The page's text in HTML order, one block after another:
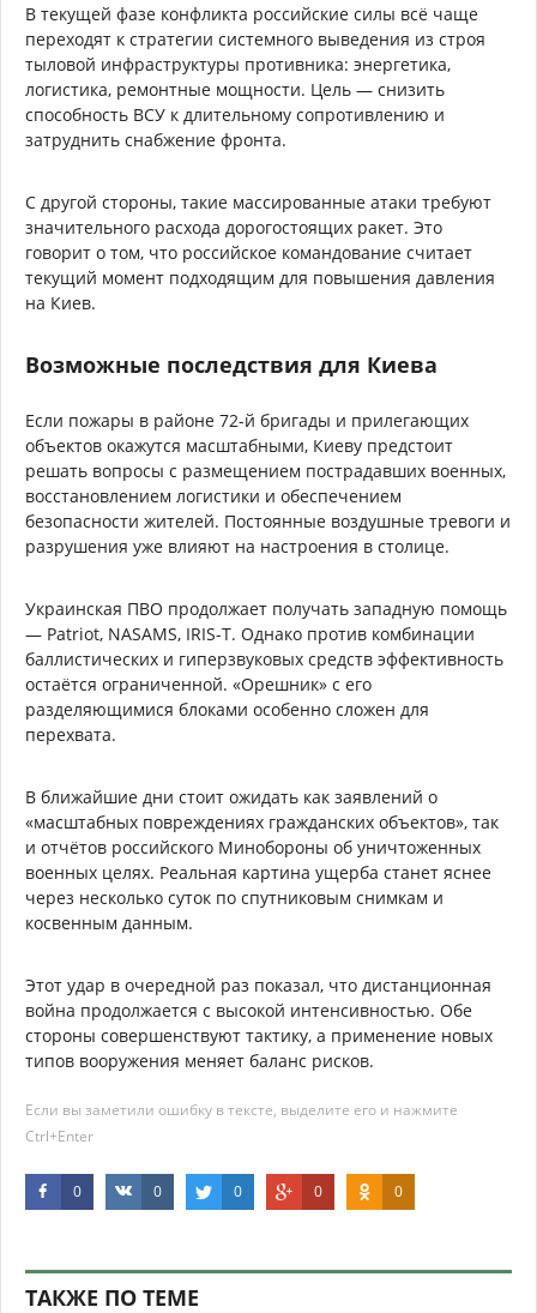
В текущей фазе конфликта российские силы всё чаще
переходят к стратегии системного выведения из строя
тыловой инфраструктуры противника: энергетика,
логистика, ремонтные мощности. Цель — снизить
способность ВСУ к длительному сопротивлению и
затруднить снабжение фронта.
С другой стороны, такие массированные атаки требуют
значительного расхода дорогостоящих ракет. Это
говорит о том, что российское командование считает
текущий момент подходящим для повышения давления
на Киев.
Возможные последствия для Киева
Если пожары в районе 72-й бригады и прилегающих
объектов окажутся масштабными, Киеву предстоит
решать вопросы с размещением пострадавших военных,
восстановлением логистики и обеспечением
безопасности жителей. Постоянные воздушные тревоги и
разрушения уже влияют на настроения в столице.
Украинская ПВО продолжает получать западную помощь
— Patriot, NASAMS, IRIS-T. Однако против комбинации
баллистических и гиперзвуковых средств эффективность
остаётся ограниченной. «Орешник» с его
разделяющимися блоками особенно сложен для
перехвата.
В ближайшие дни стоит ожидать как заявлений о
«масштабных повреждениях гражданских объектов», так
и отчётов российского Минобороны об уничтоженных
военных целях. Реальная картина ущерба станет яснее
через несколько суток по спутниковым снимкам и
косвенным данным.
Этот удар в очередной раз показал, что дистанционная
война продолжается с высокой интенсивностью. Обе
стороны совершенствуют тактику, а применение новых
типов вооружения меняет баланс рисков.
Если вы заметили ошибку в тексте, выделите его и нажмите
Ctrl+Enter
0 0 0 0 0
ТАКЖЕ ПО ТЕМЕ